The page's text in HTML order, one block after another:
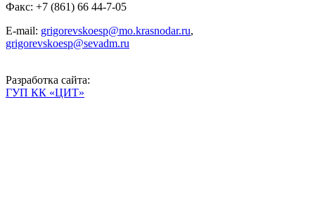
Факс: +7 (861) 66 44-7-05
E-mail: grigorevskoesp@mo.krasnodar.ru,
grigorevskoesp@sevadm.ru
Разработка сайта:
ГУП КК «ЦИТ»